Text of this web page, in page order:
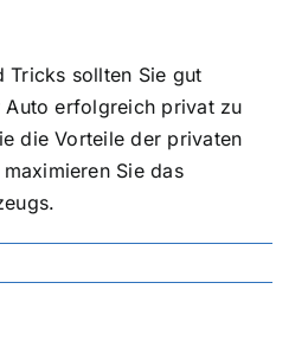
Tricks sollten Sie gut
Auto erfolgreich privat zu
die Vorteile der privaten
Sie das